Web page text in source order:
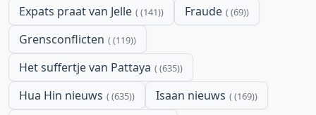
Expats praat van Jelle (141) Fraude (69)
Grensconflicten (119)
Het suffertje van Pattaya (635)
Hua Hin nieuws (635) Isaan nieuws (169)